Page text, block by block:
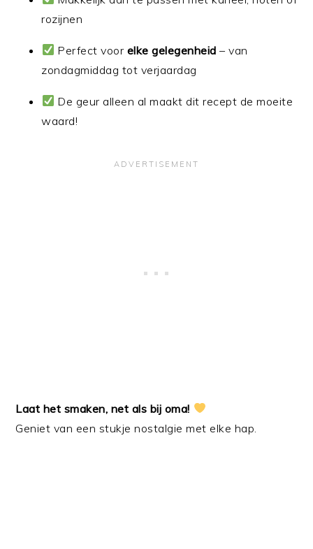
rozijnen
Perfect voor elke gelegenheid – van
zondagmiddag tot verjaardag
De geur alleen al maakt dit recept de moeite
waard!
Laat het smaken, net als bij oma!
Geniet van een stukje nostalgie met elke hap.